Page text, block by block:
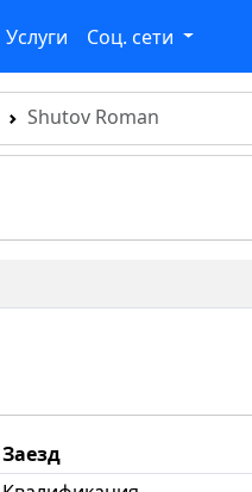
Услуги Соц. сети
Shutov Roman
Заезд